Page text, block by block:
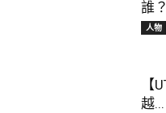
誰
人物
【
越...